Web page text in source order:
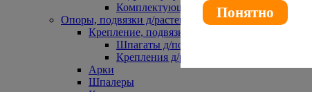
Комплектующие к насосам
Опоры, подвязки д/растений
Крепление, подвязки д/растений
Шпагаты д/подвязки растений
Крепления д/растений
Арки
Шпалеры
Понятно